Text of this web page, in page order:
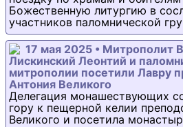
Божественную литургию в
участников паломнической
17 мая 2025 • Митрополит
Лискинский Леонтий и
митрополии посетили Лавру
Антония Великого
Делегация монашествующих
гору к пещерной келии
Великого и посетила